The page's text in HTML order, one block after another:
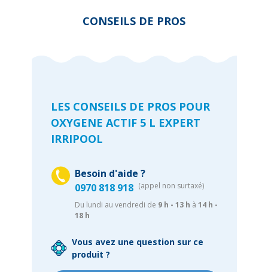
CONSEILS DE PROS
LES CONSEILS DE PROS POUR
OXYGENE ACTIF 5 L EXPERT
IRRIPOOL
Besoin d'aide ?
0970 818 918 (appel non surtaxé)
Du lundi au vendredi de 9 h - 13 h à 14 h -
18 h
Vous avez une question sur ce
produit ?